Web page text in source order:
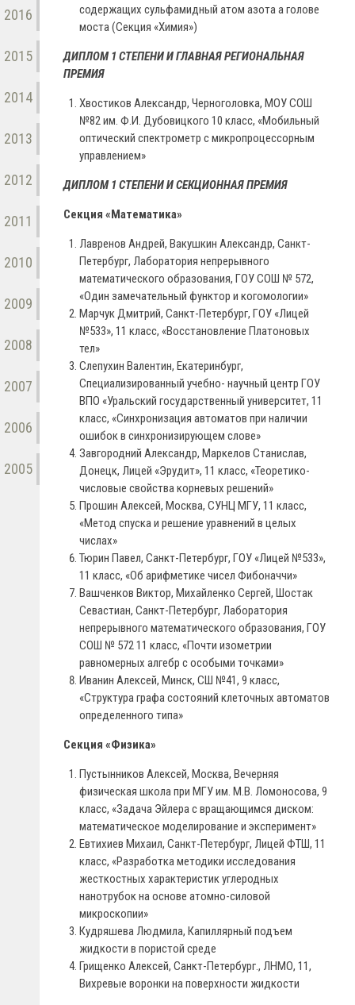
2016
2015
2014
2013
2012
2011
2010
2009
2008
2007
2006
2005
содержащих сульфамидный атом азота а голове
моста (Секция «Химия»)
ДИПЛОМ 1 СТЕПЕНИ И ГЛАВНАЯ РЕГИОНАЛЬНАЯ
ПРЕМИЯ
Хвостиков Александр, Черноголовка, МОУ СОШ
№82 им. Ф.И. Дубовицкого 10 класс, «Мобильный
оптический спектрометр с микропроцессорным
управлением»
ДИПЛОМ 1 СТЕПЕНИ И СЕКЦИОННАЯ ПРЕМИЯ
Секция «Математика»
Лавренов Андрей, Вакушкин Александр, Санкт-
Петербург, Лаборатория непрерывного
математического образования, ГОУ СОШ № 572,
«Один замечательный функтор и когомологии»
Марчук Дмитрий, Санкт-Петербург, ГОУ «Лицей
№533», 11 класс, «Восстановление Платоновых
тел»
Слепухин Валентин, Екатеринбург,
Специализированный учебно- научный центр ГОУ
ВПО «Уральский государственный университет, 11
класс, «Синхронизация автоматов при наличии
ошибок в синхронизирующем слове»
Завгородний Александр, Маркелов Станислав,
Донецк, Лицей «Эрудит», 11 класс, «Теоретико-
числовые свойства корневых решений»
Прошин Алексей, Москва, СУНЦ МГУ, 11 класс,
«Метод спуска и решение уравнений в целых
числах»
Тюрин Павел, Санкт-Петербург, ГОУ «Лицей №533»,
11 класс, «Об арифметике чисел Фибоначчи»
Вашченков Виктор, Михайленко Сергей, Шостак
Севастиан, Санкт-Петербург, Лаборатория
непрерывного математического образования, ГОУ
СОШ № 572 11 класс, «Почти изометрии
равномерных алгебр с особыми точками»
Иванин Алексей, Минск, СШ №41, 9 класс,
«Структура графа состояний клеточных автоматов
определенного типа»
Секция «Физика»
Пустынников Алексей, Москва, Вечерняя
физическая школа при МГУ им. М.В. Ломоносова, 9
класс, «Задача Эйлера с вращающимся диском:
математическое моделирование и эксперимент»
Евтихиев Михаил, Санкт-Петербург, Лицей ФТШ, 11
класс, «Разработка методики исследования
жесткостных характеристик углеродных
нанотрубок на основе атомно-силовой
микроскопии»
Кудряшева Людмила, Капиллярный подъем
жидкости в пористой среде
Грищенко Алексей, Санкт-Петербург., ЛНМО, 11,
Вихревые воронки на поверхности жидкости